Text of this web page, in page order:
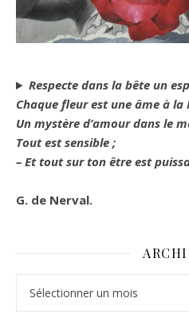
Respecte dans la bête un
Chaque fleur est une âme à la
Un mystère d’amour dans le
Tout est sensible ;
– Et tout sur ton être est
G. de Nerval.